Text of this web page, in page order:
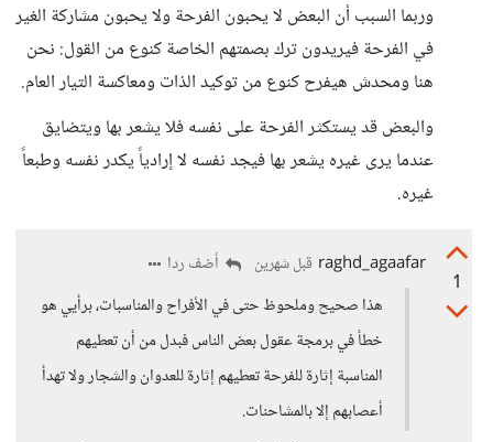
وربما السبب أن البعض لا يحبون الفرحة ولا يحبون مشاركة الغير
في الفرحة فيريدون ترك بصمتهم الخاصة كنوع من القول: نحن
هنا ومحدش هيفرح كنوع من توكيد الذات ومعاكسة التيار العام.
والبعض قد يستكثر الفرحة على نفسه فلا يشعر بها ويتضايق
عندما يرى غيره يشعر بها فيجد نفسه لا إرادياً يكدر نفسه وطبعاً
غيره.
1
raghd_agaafar قبل شهرين
أضف ردا
هذا صحيح وملحوظ حتى في الأفراح والمناسبات، برأيي هو
خطأ في برمجة عقول بعض الناس فبدل من أن تعطيهم
المناسبة إثارة للفرحة تعطيهم إثارة للعدوان والشجار ولا تهدأ
أعصابهم إلا بالمشاحنات.